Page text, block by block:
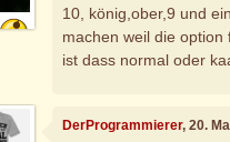
10, könig,ober,9 und
machen weil die
ist dass normal oder
DerProgrammierer, 20.